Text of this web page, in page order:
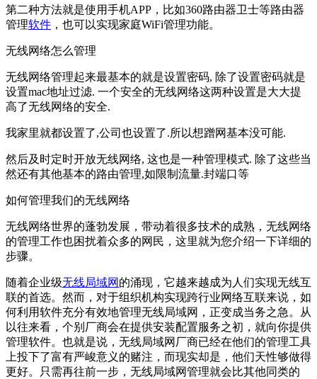
第二种方法就是使用手机APP，比如360路由器卫士等路由器
管理软件 ，也可以实现家庭WiFi管理功能。
无线网络怎么管理
无线网络管理起来最基本的就是设置密码, 除了设置密码就是
设置mac地址过滤. 一个安全的无线网络这两种设置是大大提
高了无线网络的安全.
我家里就都设置了,公司也设置了.所以想蹭网基本没可能.
然后及时定时开放无线网络, 这也是一种管理模式. 除了这些当
然还有其他基本的路由管理,如限制流量.封端口等
如何管理我们的无线网络
无线网络世界的蓬勃发展，带动着很多技术的成熟，无线网络
的管理工作也困扰着众多的网民，这里就为您介绍一下详细的
步骤。
随着企业级无线局域网 的涌现，它越来越成为人们实现无线互
联的首选。然而，对于组织机构实现跨行业网络互联来说，如
何利用软件充分有效地管理无线局域网，正变成当务之急。从
以往来看，个别厂商会在提供安装配置服务之初，就向你提供
管理软件。也就是说，无线局域网厂商已经在他们的管理工具
上投下了富有严峻意义的赌注，而现实却是，他们天性够做得
更好。只需再往前一步，无线局域网管理就会比其他同类的